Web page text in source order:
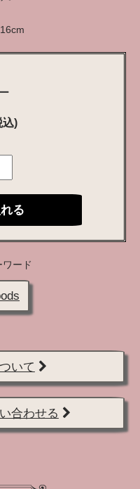
込)
る
ード
いて
合わせる